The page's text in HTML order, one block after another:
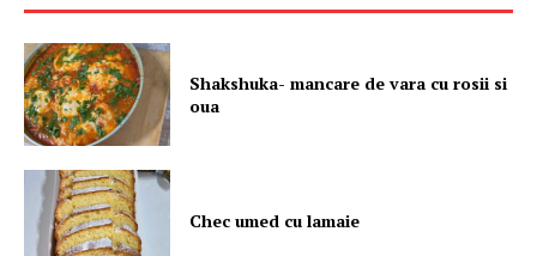
Shakshuka- mancare de vara cu rosii si
oua
Chec umed cu lamaie